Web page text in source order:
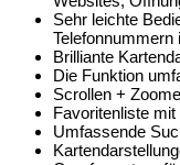
Sehr leichte
Brilliante
Die Funktion
Scrollen +
Favoritenliste
Umfassende